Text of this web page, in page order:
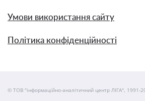
Умови використання сайту
Політика конфіденційності
© ТОВ "інформаційно-аналітичний центр ЛІГА", 1991-